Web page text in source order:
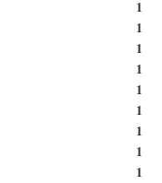
1
1
1
1
1
1
1
1
1